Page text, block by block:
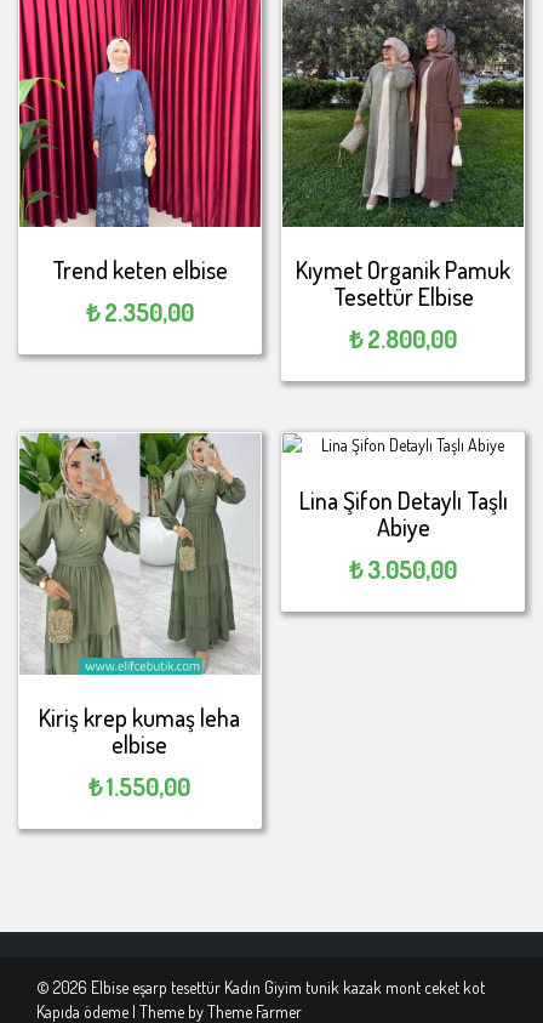
Trend keten elbise
₺2.350,00
Kıymet Organik Pamuk
Tesettür Elbise
₺2.800,00
Kiriş krep kumaş leha
elbise
₺1.550,00
Lina Şifon Detaylı Taşlı
Abiye
₺3.050,00
© 2026 Elbise eşarp tesettür Kadın Giyim tunik kazak mont ceket kot
Kapıda ödeme | Theme byTheme Farmer